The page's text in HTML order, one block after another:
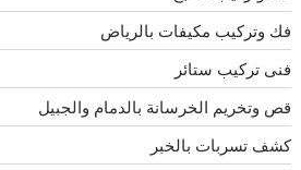
فك وتركيب مكيفات بالرياض
فنى تركيب ستائر
قص وتخريم الخرسانة بالدمام والجبيل
كشف تسربات بالخبر